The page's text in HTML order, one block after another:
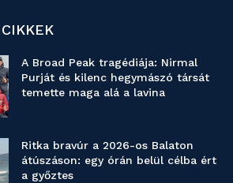
A Broad Peak tragédiája: Nirmal
Purját és kilenc hegymászó társát
temette maga alá a lavina
Ritka bravúr a 2026-os Balaton
átúszáson: egy órán belül célba ért
a győztes